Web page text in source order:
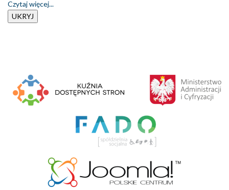
Czytaj więcej...